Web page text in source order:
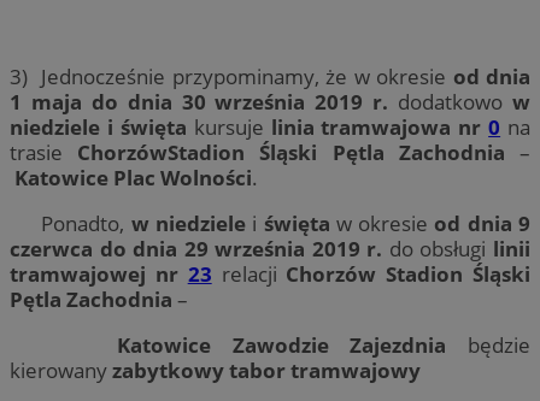
3) Jednocześnie przypominamy, że w okresie od dnia
1 maja do dnia 30 września 2019 r. dodatkowo w
niedziele i święta kursuje linia tramwajowa nr0 na
trasie ChorzówStadion Śląski Pętla Zachodnia –
Katowice Plac Wolności.
Ponadto, w niedziele i święta w okresie od dnia 9
czerwca do dnia 29 września 2019 r. do obsługi linii
tramwajowej nr 23 relacji Chorzów Stadion Śląski
Pętla Zachodnia –
Katowice
Zawodzie Zajezdnia będzie
kierowanyzabytkowy tabor tramwajowy